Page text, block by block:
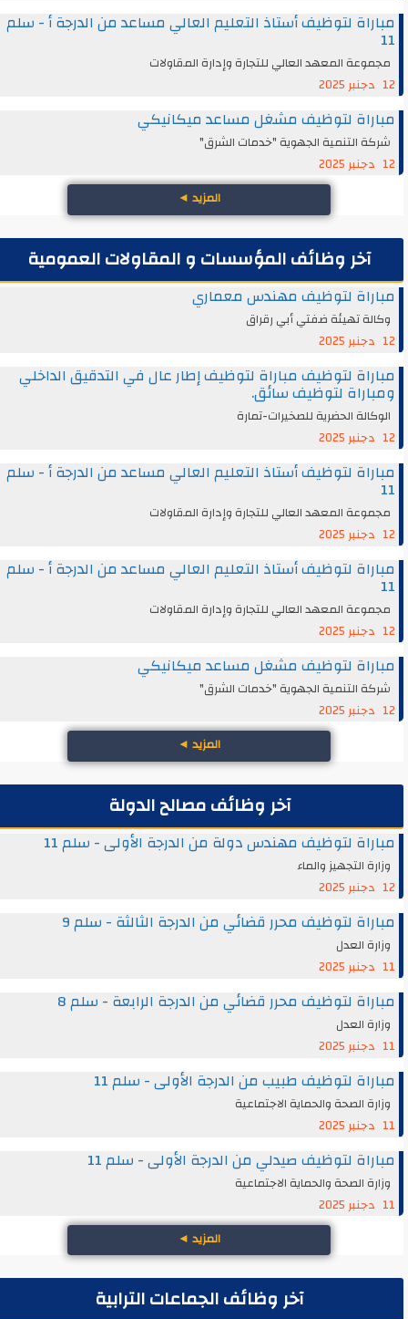
مباراة لتوظيف أستاذ التعليم العالي مساعد من الدرجة أ - سلم
11
مجموعة المعهد العالي للتجارة وإدارة المقاولات
12 دجنبر 2025
مباراة لتوظيف مشغل مساعد ميكانيكي
شركة التنمية الجهوية "خدمات الشرق"
12 دجنبر 2025
المزيد◄
آخر وظائف المؤسسات و المقاولات العمومية
مباراة لتوظيف مهندس معماري
وكالة تهيئة ضفتي أبي رقراق
12 دجنبر 2025
مباراة لتوظيف مباراة لتوظيف إطار عال في التدقيق الداخلي
ومباراة لتوظيف سائق.
الوكالة الحضرية للصخيرات-تمارة
12 دجنبر 2025
مباراة لتوظيف أستاذ التعليم العالي مساعد من الدرجة أ - سلم
11
مجموعة المعهد العالي للتجارة وإدارة المقاولات
12 دجنبر 2025
مباراة لتوظيف أستاذ التعليم العالي مساعد من الدرجة أ - سلم
11
مجموعة المعهد العالي للتجارة وإدارة المقاولات
12 دجنبر 2025
مباراة لتوظيف مشغل مساعد ميكانيكي
شركة التنمية الجهوية "خدمات الشرق"
12 دجنبر 2025
المزيد◄
آخر وظائف مصالح الدولة
مباراة لتوظيف مهندس دولة من الدرجة الأولى - سلم 11
وزارة التجهيز والماء
12 دجنبر 2025
مباراة لتوظيف محرر قضائي من الدرجة الثالثة - سلم 9
وزارة العدل
11 دجنبر 2025
مباراة لتوظيف محرر قضائي من الدرجة الرابعة - سلم 8
وزارة العدل
11 دجنبر 2025
مباراة لتوظيف طبيب من الدرجة الأولى - سلم 11
وزارة الصحة والحماية الاجتماعية
11 دجنبر 2025
مباراة لتوظيف صيدلي من الدرجة الأولى - سلم 11
وزارة الصحة والحماية الاجتماعية
11 دجنبر 2025
المزيد◄
آخر وظائف الجماعات الترابية